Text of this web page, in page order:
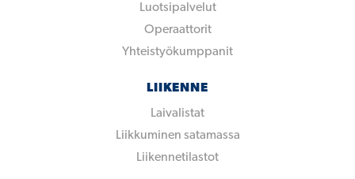
Luotsipalvelut
Operaattorit
Yhteistyökumppanit
LIIKENNE
Laivalistat
Liikkuminen satamassa
Liikennetilastot